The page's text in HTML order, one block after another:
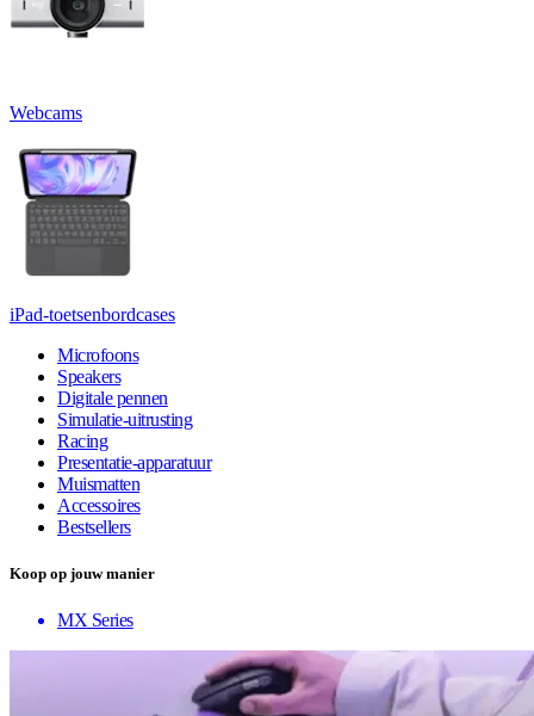
Webcams
iPad-toetsenbordcases
Microfoons
Speakers
Digitale pennen
Simulatie-uitrusting
Racing
Presentatie-apparatuur
Muismatten
Accessoires
Bestsellers
Koop op jouw manier
MX Series